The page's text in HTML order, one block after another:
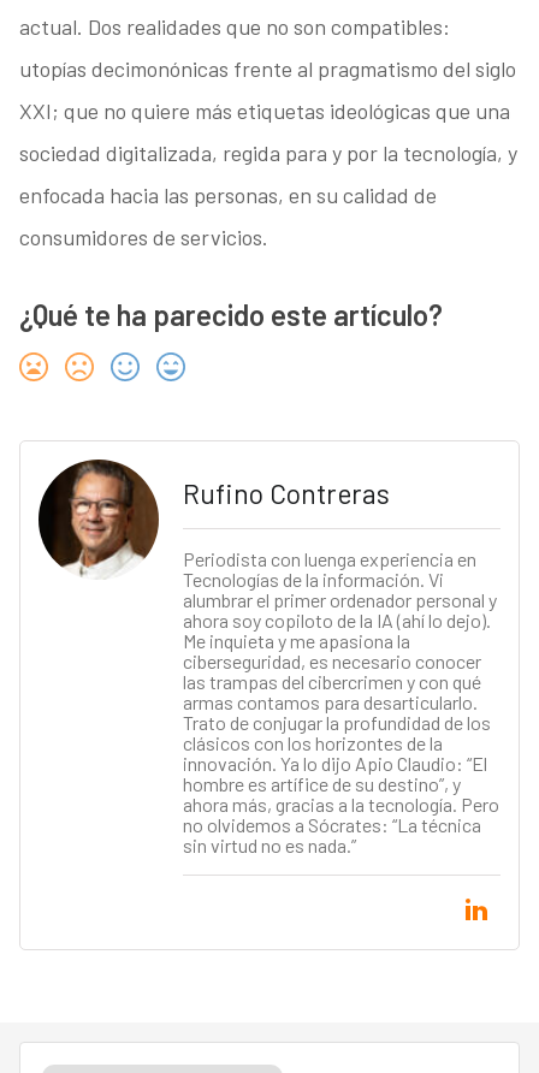
actual. Dos realidades que no son compatibles:
utopías decimonónicas frente al pragmatismo del siglo
XXI; que no quiere más etiquetas ideológicas que una
sociedad digitalizada, regida para y por la tecnología, y
enfocada hacia las personas, en su calidad de
consumidores de servicios.
¿Qué te ha parecido este artículo?
Rufino Contreras
Periodista con luenga experiencia en
Tecnologías de la información. Vi
alumbrar el primer ordenador personal y
ahora soy copiloto de la IA (ahí lo dejo).
Me inquieta y me apasiona la
ciberseguridad, es necesario conocer
las trampas del cibercrimen y con qué
armas contamos para desarticularlo.
Trato de conjugar la profundidad de los
clásicos con los horizontes de la
innovación. Ya lo dijo Apio Claudio: “El
hombre es artífice de su destino”, y
ahora más, gracias a la tecnología. Pero
no olvidemos a Sócrates: “La técnica
sin virtud no es nada.”